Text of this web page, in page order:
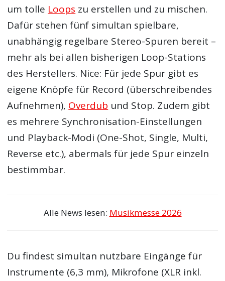
um tolle Loops zu erstellen und zu mischen.
Dafür stehen fünf simultan spielbare,
unabhängig regelbare Stereo-Spuren bereit –
mehr als bei allen bisherigen Loop-Stations
des Herstellers. Nice: Für jede Spur gibt es
eigene Knöpfe für Record (überschreibendes
Aufnehmen), Overdub und Stop. Zudem gibt
es mehrere Synchronisation-Einstellungen
und Playback-Modi (One-Shot, Single, Multi,
Reverse etc.), abermals für jede Spur einzeln
bestimmbar.
Alle News lesen: Musikmesse 2026
Du findest simultan nutzbare Eingänge für
Instrumente (6,3 mm), Mikrofone (XLR inkl.